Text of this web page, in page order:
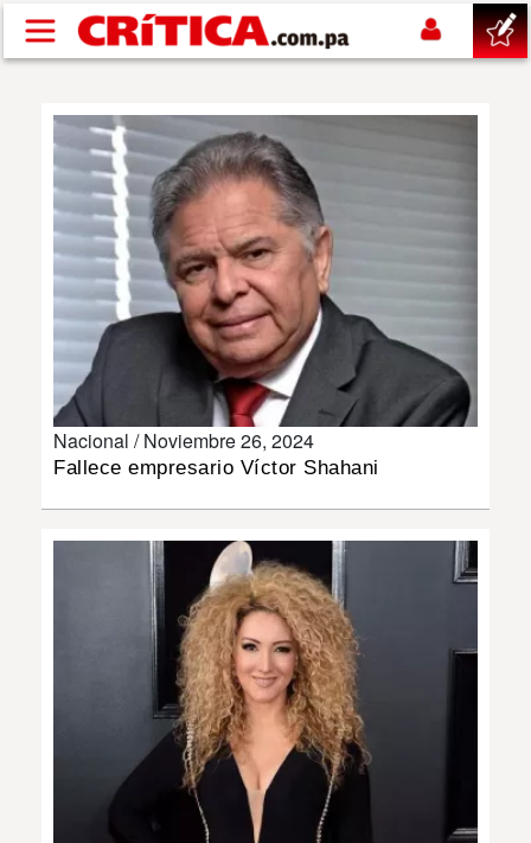
Pasar al contenido principal
SUCESOS
NACIONAL
POLÍTICA
SHOW
DEPORTES
MUNDO
Nacional /Noviembre 26, 2024
Fallece empresario Víctor Shahani